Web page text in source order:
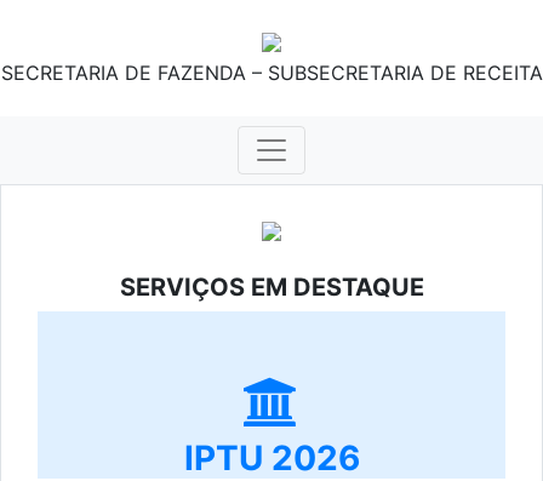
SECRETARIA DE FAZENDA – SUBSECRETARIA DE RECEITA
SERVIÇOS EM DESTAQUE
IPTU 2026